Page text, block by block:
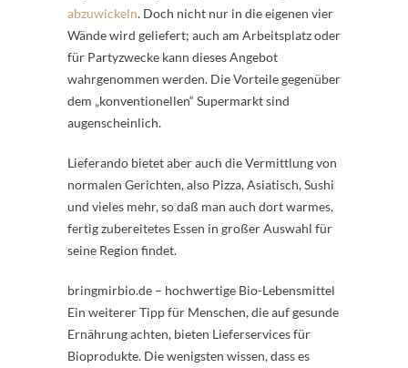
abzuwickeln. Doch nicht nur in die eigenen vier
Wände wird geliefert; auch am Arbeitsplatz oder
für Partyzwecke kann dieses Angebot
wahrgenommen werden. Die Vorteile gegenüber
dem „konventionellen“ Supermarkt sind
augenscheinlich.
Lieferando bietet aber auch die Vermittlung von
normalen Gerichten, also Pizza, Asiatisch, Sushi
und vieles mehr, so daß man auch dort warmes,
fertig zubereitetes Essen in großer Auswahl für
seine Region findet.
bringmirbio.de – hochwertige Bio-Lebensmittel
Ein weiterer Tipp für Menschen, die auf gesunde
Ernährung achten, bieten Lieferservices für
Bioprodukte. Die wenigsten wissen, dass es